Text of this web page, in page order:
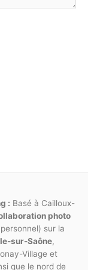
page doit
« lu et
lettres de
: Basé à Cailloux-
photo
sur la
sur-Saône,
Village et
que le nord de